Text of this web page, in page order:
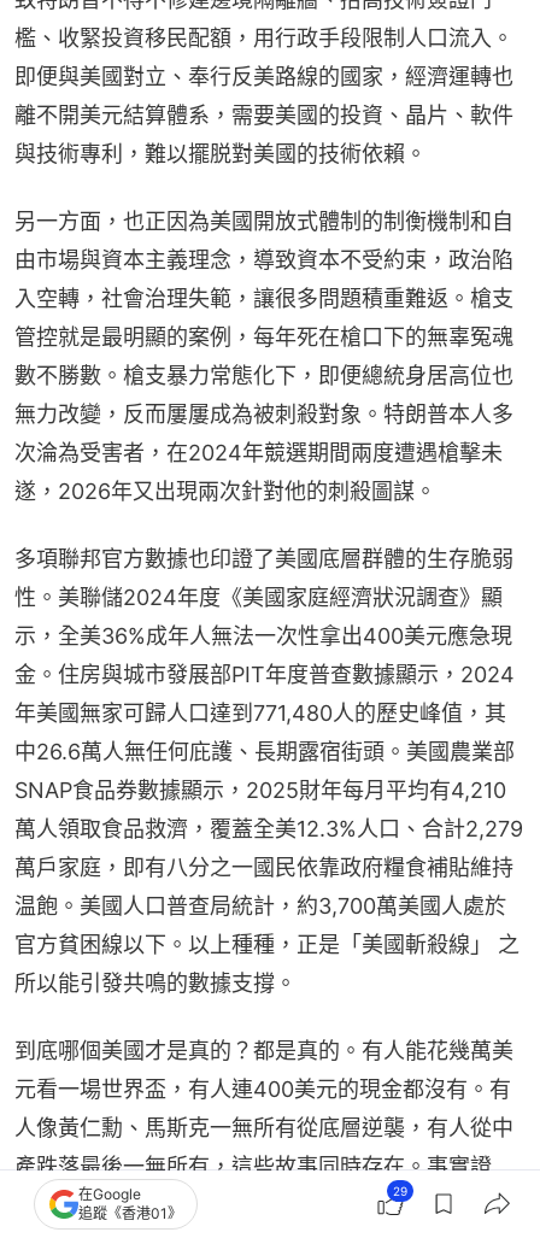
檻、收緊投資移民配額，用行政手段限制人口流入。
即便與美國對立、奉行反美路線的國家，經濟運轉也
離不開美元結算體系，需要美國的投資、晶片、軟件
與技術專利，難以擺脱對美國的技術依賴。
另一方面，也正因為美國開放式體制的制衡機制和自
由市場與資本主義理念，導致資本不受約束，政治陷
入空轉，社會治理失範，讓很多問題積重難返。槍支
管控就是最明顯的案例，每年死在槍口下的無辜冤魂
數不勝數。槍支暴力常態化下，即便總統身居高位也
無力改變，反而屢屢成為被刺殺對象。特朗普本人多
次淪為受害者，在2024年競選期間兩度遭遇槍擊未
遂，2026年又出現兩次針對他的刺殺圖謀。
多項聯邦官方數據也印證了美國底層群體的生存脆弱
性。美聯儲2024年度《美國家庭經濟狀況調查》顯
示，全美36%成年人無法一次性拿出400美元應急現
金。住房與城市發展部PIT年度普查數據顯示，2024
年美國無家可歸人口達到771,480人的歷史峰值，其
中26.6萬人無任何庇護、長期露宿街頭。美國農業部
SNAP食品券數據顯示，2025財年每月平均有4,210
萬人領取食品救濟，覆蓋全美12.3%人口、合計2,279
萬戶家庭，即有八分之一國民依靠政府糧食補貼維持
温飽。美國人口普查局統計，約3,700萬美國人處於
官方貧困線以下。以上種種，正是「美國斬殺線」 之
所以能引發共鳴的數據支撐。
到底哪個美國才是真的？都是真的。有人能花幾萬美
元看一場世界盃，有人連400美元的現金都沒有。有
人像黃仁勳、馬斯克一無所有從底層逆襲，有人從中
產跌落最後一無所有，這些故事同時存在。事實證
明，美國不是山巔之國，也不是人間地獄，它是一個
在Google
追蹤《香港01》
29